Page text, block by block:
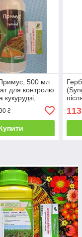
500 мл
для контролю
кукурудзі,
газонній траві
₴
з